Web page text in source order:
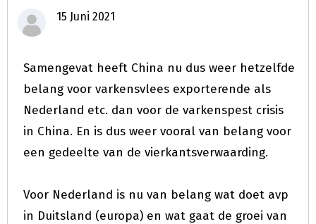
15 Juni 2021
Samengevat heeft China nu dus weer hetzelfde
belang voor varkensvlees exporterende als
Nederland etc. dan voor de varkenspest crisis
in China. En is dus weer vooral van belang voor
een gedeelte van de vierkantsverwaarding.
Voor Nederland is nu van belang wat doet avp
in Duitsland (europa) en wat gaat de groei van